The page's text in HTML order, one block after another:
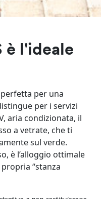
è l'ideale
per una
per i servizi
aria condizionata, il
a vetrate, che ti
sul verde.
è l’alloggio ottimale
“stanza